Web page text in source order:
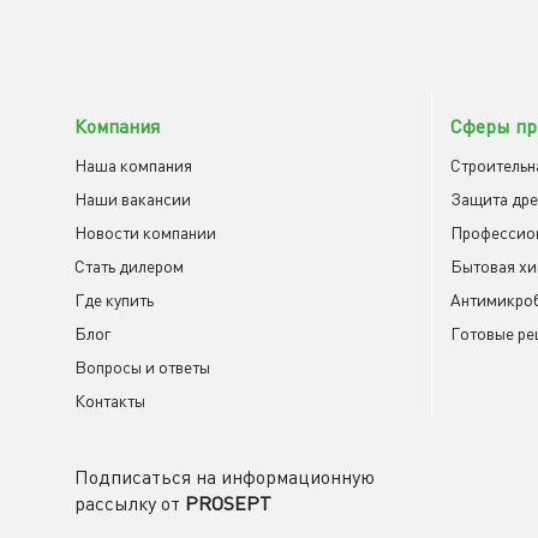
Компания
Наша компания
Наши вакансии
Новости компании
Cтать дилером
Где купить
Блог
Вопросы и ответы
Контакты
Сферы
Защита
Бытовая
Готовые
Подписаться на информационную
рассылку от PROSEPT